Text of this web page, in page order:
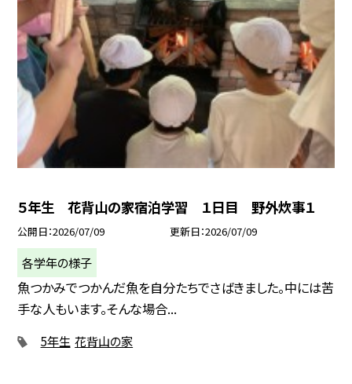
５年生 花背山の家宿泊学習 １日目 野外炊事１
公開日 2026/07/09 更新日 2026/07/09
各学年の様子
魚つかみでつかんだ魚を自分たちでさばきました。中には苦
手な人もいます。そんな場合...
5年生 花背山の家